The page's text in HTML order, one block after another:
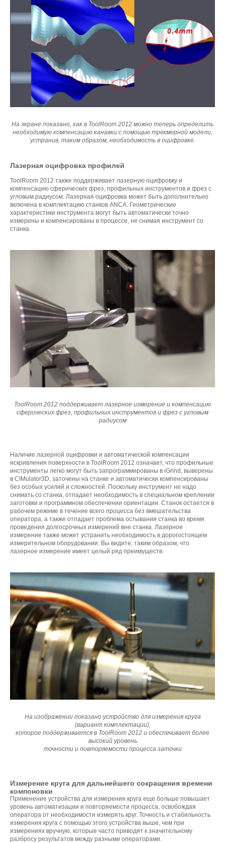
На экране показано, как в ToolRoom 2012 можно теперь определить
необходимую компенсацию канавки с помощью трехмерной модели,
устранив, таким образом, необходимость в оцифровке.
Лазерная оцифровка профилей
ToolRoom 2012 также поддерживает лазерную оцифровку и
компенсацию сферических фрез, профильных инструментов и фрез с
угловым радиусом. Лазерная оцифровка может быть дополнительно
включена в комплектацию станков ANCA. Геометрические
характеристики инструмента могут быть автоматически точно
измерены и компенсированы в процессе, не снимая инструмент со
станка.
ToolRoom 2012 поддерживает лазерное измерение и компенсацию
сферических фрез, профильных инструментов и фрез с угловым
радиусом
Наличие лазерной оцифровки и автоматической компенсации
искривления поверхности в ToolRoom 2012 означает, что профильные
инструменты легко могут быть запрограммированы в iGrind, выверены
в CIMulator3D, заточены на станке и автоматически компенсированы
без особых усилий и сложностей. Поскольку инструмент не надо
снимать со станка, отпадает необходимость в специальном креплении
заготовки и программном обеспечении ориентации. Станок остается в
рабочем режиме в течение всего процесса без вмешательства
оператора, а также отпадает проблема остывания станка во время
проведения долгосрочных измерений вне станка. Лазерное
измерение также может устранить необходимость в дорогостоящем
измерительном оборудовании. Вы видите, таким образом, что
лазерное измерение имеет целый ряд преимуществ.
На изображении показано устройство для измерения круга
(вариант комплектации),
которое поддерживается в ToolRoom 2012 и обеспечивает более
высокий уровень
точности и повторяемости процесса заточки
Измерение круга для дальнейшего сокращения времени
компоновки
Применение устройства для измерения круга еще больше повышает
уровень автоматизации и повторяемости процесса, освобождая
оператора от необходимости измерять круг. Точность и стабильность
измерения круга с помощью этого устройства выше, чем при
измерениях вручную, которые часто приводят к значительному
разбросу результатов между разными операторами.